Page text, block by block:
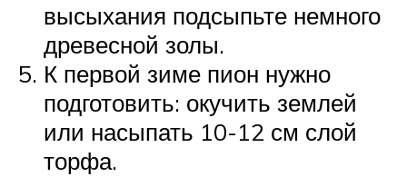
высыхания подсыпьте немного
древесной золы.
К первой зиме пион нужно
подготовить: окучить землей
или насыпать 10-12 см слой
торфа.